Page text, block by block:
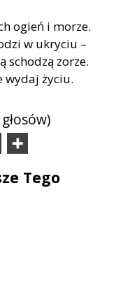
ogień i morze.
w ukryciu –
schodzą zorze.
wydaj życiu.
Tego